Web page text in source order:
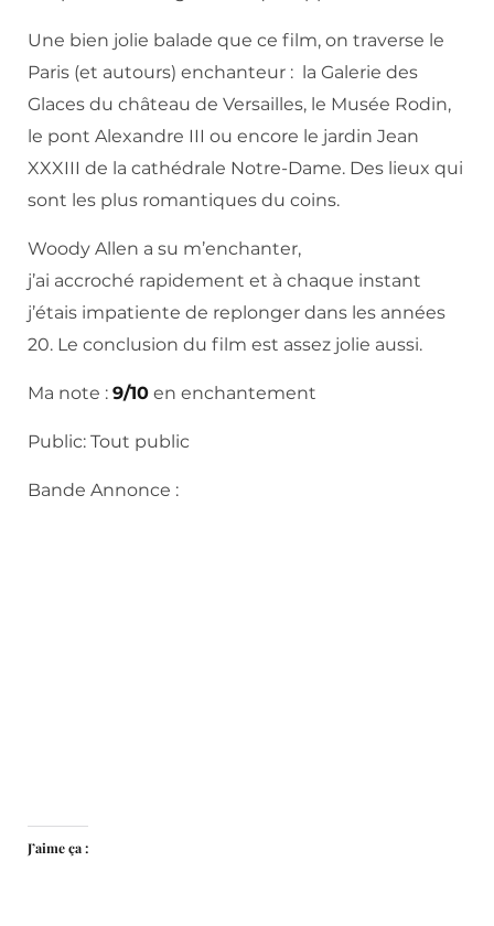
Une bien jolie balade que ce film, on traverse le
Paris (et autours) enchanteur : la Galerie des
Glaces du château de Versailles, le Musée Rodin,
le pont Alexandre III ou encore le jardin Jean
XXXIII de la cathédrale Notre-Dame. Des lieux qui
sont les plus romantiques du coins.
Woody Allen a su m’enchanter,
j’ai accroché rapidement et à chaque instant
j’étais impatiente de replonger dans les années
20. Le conclusion du film est assez jolie aussi.
Ma note : 9/10 en enchantement
Public: Tout public
Bande Annonce :
J’aime ça :